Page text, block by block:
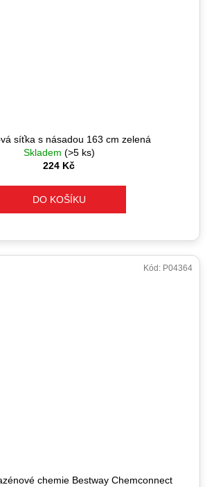
síťka s násadou 163 cm zelená
Skladem (>5 ks)
224 Kč
DO KOŠÍKU
chemie Bestway Chemconnect
Kód: P04364